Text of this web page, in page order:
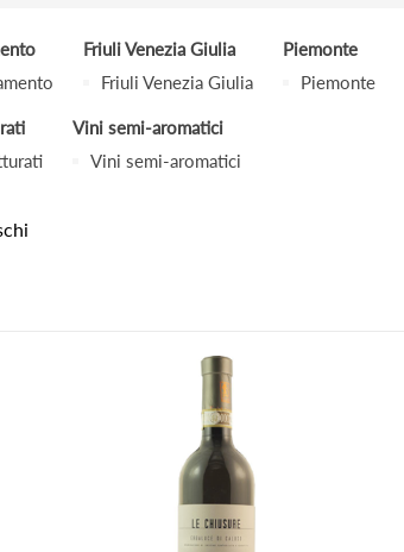
Friuli Venezia Giulia
Friuli Venezia Giulia
Piemonte
Piemonte
Vini semi-aromatici
Vini semi-aromatici